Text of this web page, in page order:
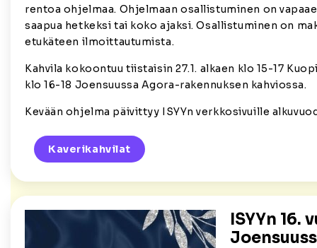
rentoa ohjelmaa. Ohjelmaan osallistuminen on
saapua hetkeksi tai koko ajaksi. Osallistuminen on
etukäteen ilmoittautumista.
Kahvila kokoontuu tiistaisin 27.1. alkaen klo 15-17
klo 16-18 Joensuussa Agora-rakennuksen kahviossa.
Kevään ohjelma päivittyy ISYYn verkkosivuille
Kaverikahvilat
ISYYn